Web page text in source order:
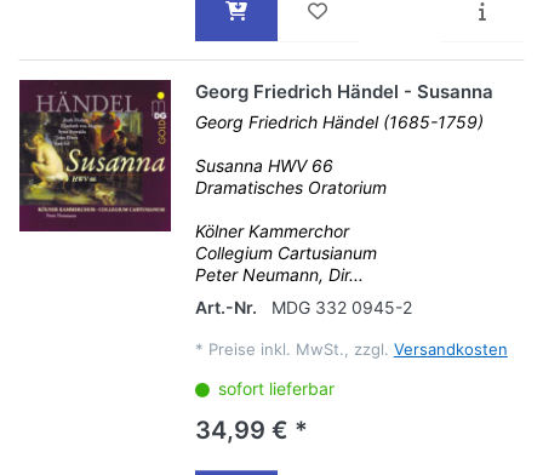
Georg Friedrich Händel - Susanna
Georg Friedrich Händel (1685-1759)
Susanna HWV 66
Dramatisches Oratorium
Kölner Kammerchor
Collegium Cartusianum
Peter Neumann, Dir...
Art.-Nr.
MDG 332 0945-2
* Preise inkl. MwSt., zzgl. Versandkosten
sofort lieferbar
34,99 € *